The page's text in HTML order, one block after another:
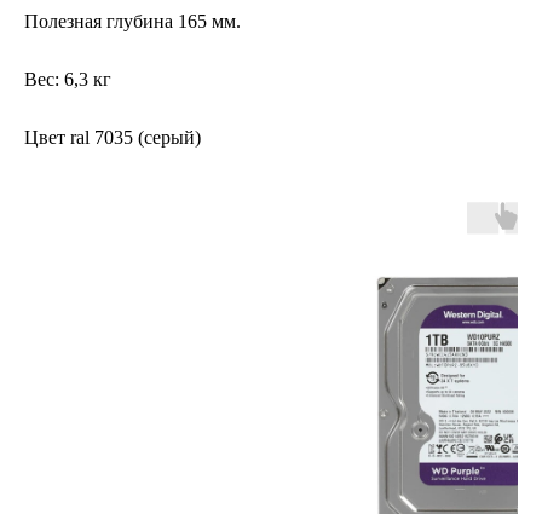
Полезная глубина 165 мм.
Вес: 6,3 кг
Цвет ral 7035 (серый)